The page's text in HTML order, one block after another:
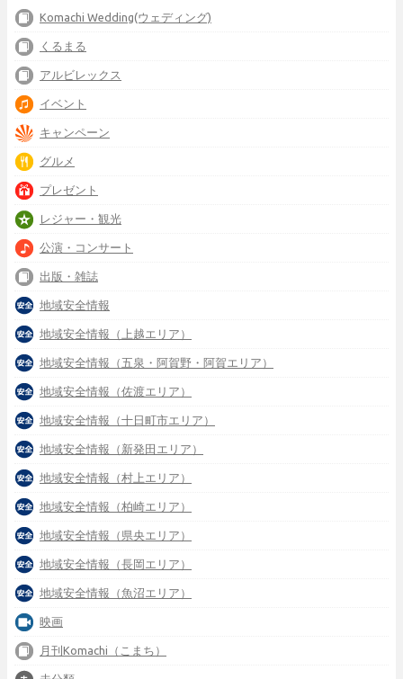
Komachi Wedding(ウェディング)
くるまる
アルビレックス
イベント
キャンペーン
グルメ
プレゼント
レジャー・観光
公演・コンサート
出版・雑誌
地域安全情報
地域安全情報（上越エリア）
地域安全情報（五泉・阿賀野・阿賀エリア）
地域安全情報（佐渡エリア）
地域安全情報（十日町市エリア）
地域安全情報（新発田エリア）
地域安全情報（村上エリア）
地域安全情報（柏崎エリア）
地域安全情報（県央エリア）
地域安全情報（長岡エリア）
地域安全情報（魚沼エリア）
映画
月刊Komachi（こまち）